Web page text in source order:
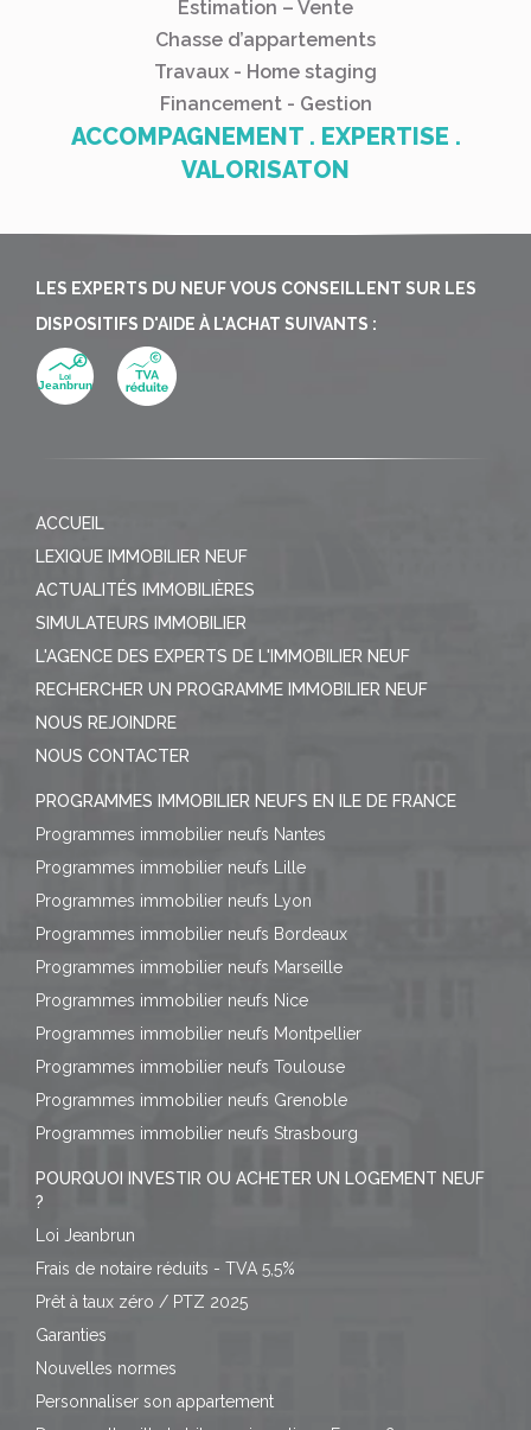
Estimation – Vente
Chasse d’appartements
Travaux - Home staging
Financement - Gestion
ACCOMPAGNEMENT . EXPERTISE .
VALORISATON
LES EXPERTS DU NEUF VOUS CONSEILLENT SUR LES
DISPOSITIFS D'AIDE À L'ACHAT SUIVANTS :
ACCUEIL
LEXIQUE IMMOBILIER NEUF
ACTUALITÉS IMMOBILIÈRES
SIMULATEURS IMMOBILIER
L'AGENCE DES EXPERTS DE L'IMMOBILIER NEUF
RECHERCHER UN PROGRAMME IMMOBILIER NEUF
NOUS REJOINDRE
NOUS CONTACTER
PROGRAMMES IMMOBILIER NEUFS EN ILE DE FRANCE
Programmes immobilier neufs Nantes
Programmes immobilier neufs Lille
Programmes immobilier neufs Lyon
Programmes immobilier neufs Bordeaux
Programmes immobilier neufs Marseille
Programmes immobilier neufs Nice
Programmes immobilier neufs Montpellier
Programmes immobilier neufs Toulouse
Programmes immobilier neufs Grenoble
Programmes immobilier neufs Strasbourg
POURQUOI INVESTIR OU ACHETER UN LOGEMENT NEUF
?
Loi Jeanbrun
Frais de notaire réduits - TVA 5,5%
Prêt à taux zéro / PTZ 2025
Garanties
Nouvelles normes
Personnaliser son appartement